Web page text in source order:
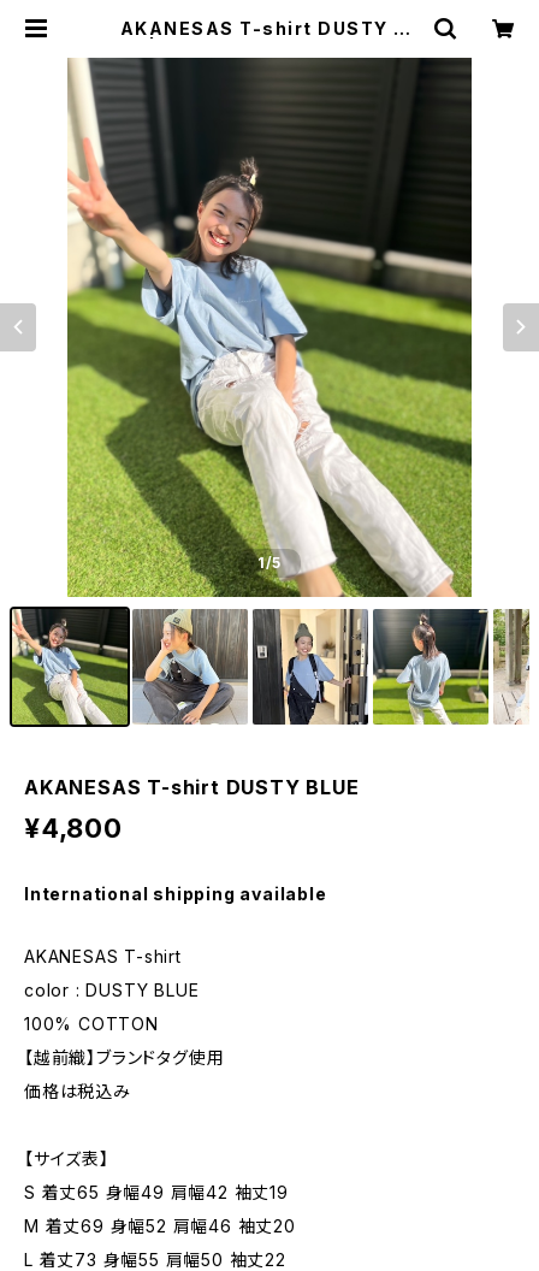
AKANESAS T-shirt DUSTY BL
1/5
AKANESAS T-shirt DUSTY BLUE
¥4,800
International shipping available
AKANESAS T-shirt
color : DUSTY BLUE
100% COTTON
【越前織】ブランドタグ使用
価格は税込み
【サイズ表】
S 着丈65 身幅49 肩幅42 袖丈19
M 着丈69 身幅52 肩幅46 袖丈20
L 着丈73 身幅55 肩幅50 袖丈22